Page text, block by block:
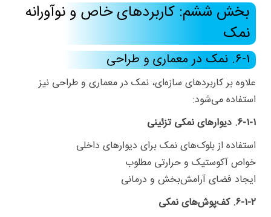
بخش ششم: کاربردهای خاص و نوآورانه
نمک
۶-۱. نمک در معماری و طراحی
علاوه بر کاربردهای سازه‌ای، نمک در معماری و طراحی نیز
استفاده می‌شود:
۶-۱-۱. دیوارهای نمکی تزئینی
استفاده از بلوک‌های نمک برای دیوارهای داخلی
خواص آکوستیک و حرارتی مطلوب
ایجاد فضای آرامش‌بخش و درمانی
۶-۱-۲. کف‌پوش‌های نمکی